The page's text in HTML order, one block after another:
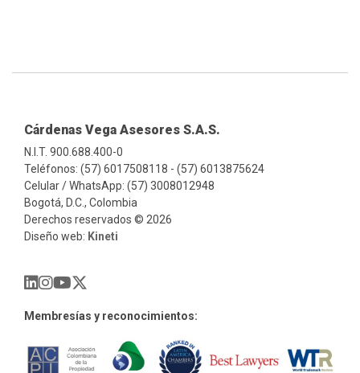
Cárdenas Vega Asesores S.A.S.
N.I.T. 900.688.400-0
Teléfonos: (57) 6017508118 - (57) 6013875624
Celular / WhatsApp: (57) 3008012948
Bogotá, D.C., Colombia
Derechos reservados © 2026
Diseño web: Kineti
Membresías y reconocimientos: